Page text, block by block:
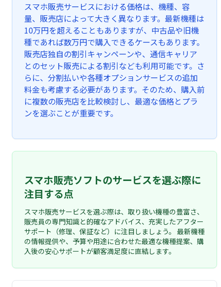
スマホ販売サービスにおける価格は、機種、容
量、販売店によって大きく異なります。最新機種は
10万円を超えることもありますが、中古品や旧機
種であれば数万円で購入できるケースもあります。
販売店独自の割引キャンペーンや、通信キャリア
とのセット販売による割引なども利用可能です。さ
らに、分割払いや各種オプションサービスの追加
料金も考慮する必要があります。そのため、購入前
に複数の販売店を比較検討し、最適な価格とプラ
ンを選ぶことが重要です。
スマホ販売ソフトのサービスを選ぶ際に
注目する点
スマホ販売サービスを選ぶ際は、取り扱い機種の豊富さ、
販売員の専門知識と的確なアドバイス、充実したアフター
サポート（修理、保証など）に注目しましょう。 最新機種
の情報提供や、予算や用途に合わせた最適な機種提案、購
入後の安心サポートが顧客満足度に直結します。